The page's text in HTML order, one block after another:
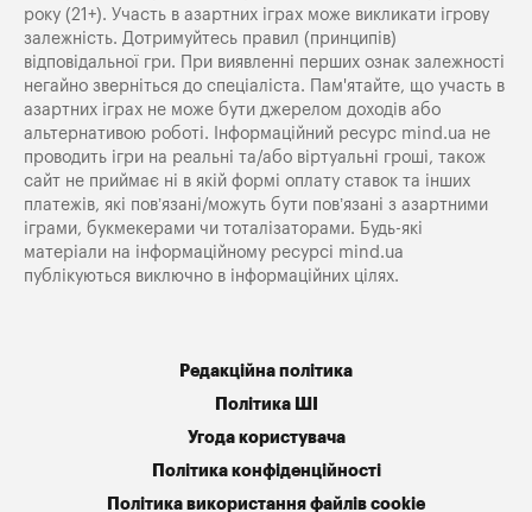
року (21+). Участь в азартних іграх може викликати ігрову
залежність. Дотримуйтесь правил (принципів)
відповідальної гри. При виявленні перших ознак залежності
негайно зверніться до спеціаліста. Пам'ятайте, що участь в
азартних іграх не може бути джерелом доходів або
альтернативою роботі. Інформаційний ресурс mind.ua не
проводить ігри на реальні та/або віртуальні гроші, також
сайт не приймає ні в якій формі оплату ставок та інших
платежів, які пов’язані/можуть бути пов’язані з азартними
іграми, букмекерами чи тоталізаторами. Будь-які
матеріали на інформаційному ресурсі mind.ua
публікуються виключно в інформаційних цілях.
Редакційна політика
Політика ШІ
Угода користувача
Політика конфіденційності
Політика використання файлів cookie